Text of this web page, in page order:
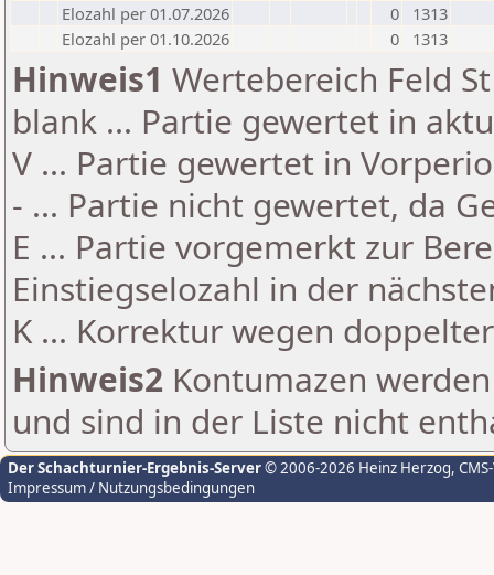
Elozahl per 01.07.2026
0
1313
Elozahl per 01.10.2026
0 1313
Hinweis1 Wertebereich Feld
blank ... Partie gewertet in
V ... Partie gewertet in
- ... Partie nicht gewertet, da
E ... Partie vorgemerkt zur
Einstiegselozahl in der
K ... Korrektur wegen
Hinweis2 Kontumazen
und sind in der Liste nicht
Der Schachturnier-Ergebnis-Server© 2006-2026 Heinz Herzog,
Impressum / Nutzungsbedingungen